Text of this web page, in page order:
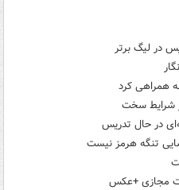
در لیگ برتر
همراهی کرد
شرایط سخت
در حال تدریس
تنگه هرمز نیست
مجازی +عکس